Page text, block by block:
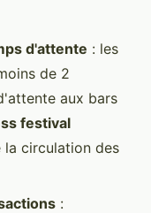
d'attente : les
de 2
aux bars
festival
circulation des
: